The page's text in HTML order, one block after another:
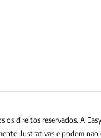
direitos reservados. A
ilustrativas e podem